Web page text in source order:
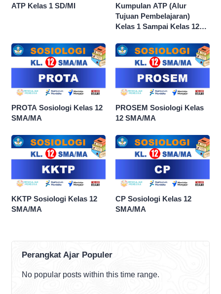
ATP Kelas 1 SD/MI
Kumpulan ATP (Alur
Tujuan Pembelajaran)
Kelas 1 Sampai Kelas 12
PROTA Sosiologi Kelas 12
SMA/MA
PROSEM Sosiologi Kelas
12 SMA/MA
KKTP Sosiologi Kelas 12
SMA/MA
CP Sosiologi Kelas 12
SMA/MA
Perangkat Ajar Populer
No popular posts within this time range.